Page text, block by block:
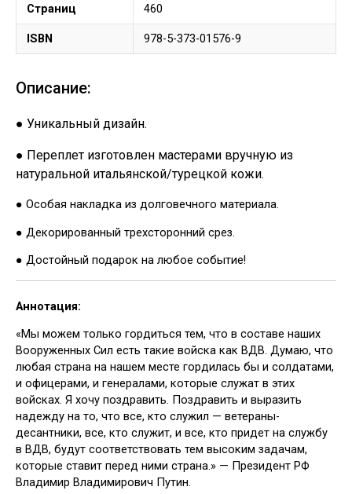
Страниц 460
ISBN 978-5-373-01576-9
Описание:
● Уникальный дизайн.
● Переплет изготовлен мастерами вручную из
натуральной итальянской/турецкой кожи.
● Особая накладка из долговечного материала.
● Декорированный трехсторонний срез.
● Достойный подарок на любое событие!
Аннотация:
«Мы можем только гордиться тем, что в составе наших
Вооруженных Сил есть такие войска как ВДВ. Думаю, что
любая страна на нашем месте гордилась бы и солдатами,
и офицерами, и генералами, которые служат в этих
войсках. Я хочу поздравить. Поздравить и выразить
надежду на то, что все, кто служил — ветераны-
десантники, все, кто служит, и все, кто придет на службу
в ВДВ, будут соответствовать тем высоким задачам,
которые ставит перед ними страна.» — Президент РФ
Владимир Владимирович Путин.